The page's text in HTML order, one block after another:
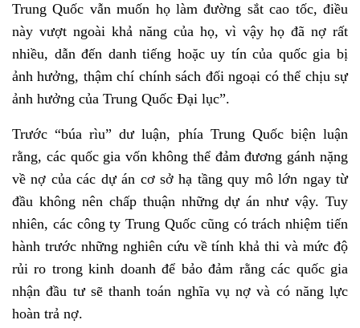
Trung Quốc vẫn muốn họ làm đường sắt cao tốc, điều
này vượt ngoài khả năng của họ, vì vậy họ đã nợ rất
nhiều, dẫn đến danh tiếng hoặc uy tín của quốc gia bị
ảnh hưởng, thậm chí chính sách đối ngoại có thể chịu sự
ảnh hưởng của Trung Quốc Đại lục”.
Trước “búa rìu” dư luận, phía Trung Quốc biện luận
rằng, các quốc gia vốn không thể đảm đương gánh nặng
về nợ của các dự án cơ sở hạ tầng quy mô lớn ngay từ
đầu không nên chấp thuận những dự án như vậy. Tuy
nhiên, các công ty Trung Quốc cũng có trách nhiệm tiến
hành trước những nghiên cứu về tính khả thi và mức độ
rủi ro trong kinh doanh để bảo đảm rằng các quốc gia
nhận đầu tư sẽ thanh toán nghĩa vụ nợ và có năng lực
hoàn trả nợ.